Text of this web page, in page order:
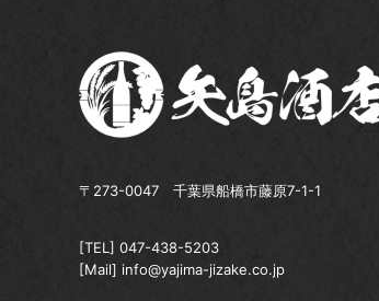
〒273-0047 千葉県船橋市藤原7-1-1
[TEL] 047-438-5203
[Mail] info@yajima-jizake.co.jp